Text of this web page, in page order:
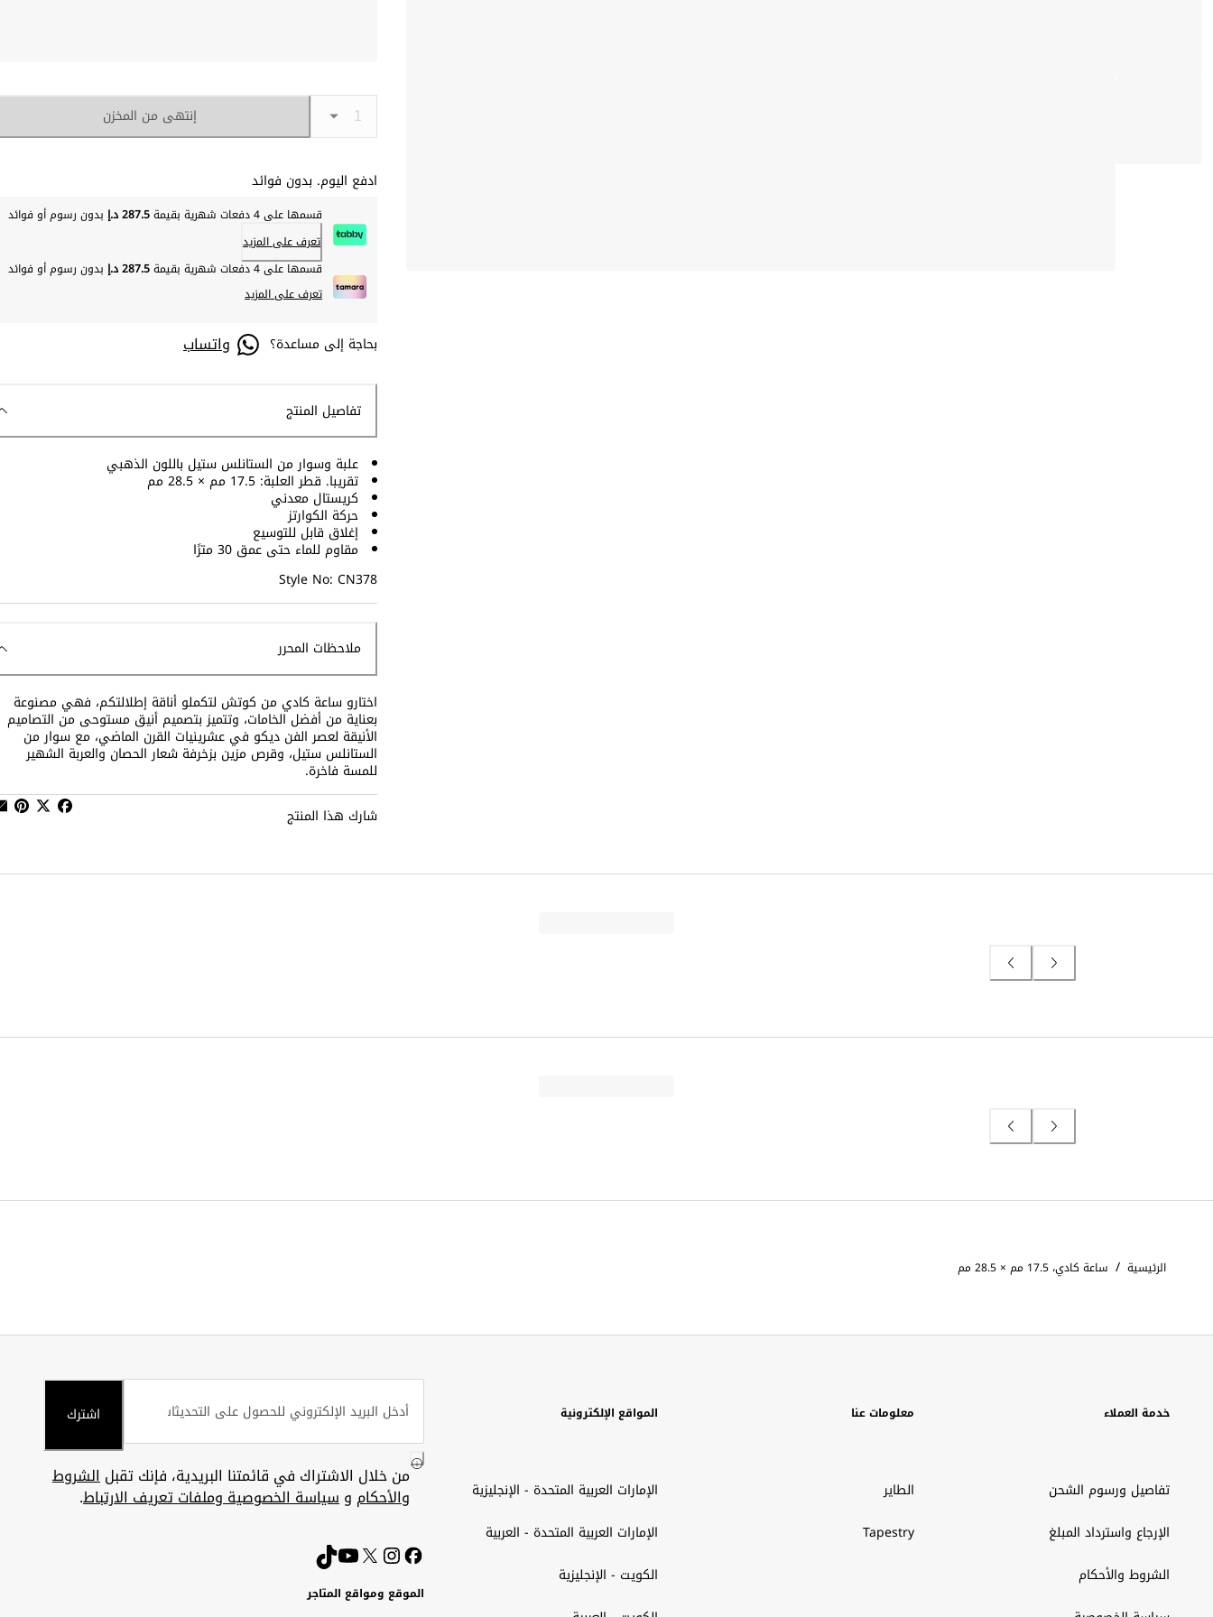
إنتهى من المخزن
ادفع اليوم. بدون فوائد
قسمها على 4 دفعات شهرية بقيمة 287.5 د.إ
بدون رسوم أو فوائد
تعرف على المزيد
قسمها على 4 دفعات شهرية بقيمة
287.5 د.إ
بدون رسوم أو فوائد
تعرف على المزيد
بحاجة إلى مساعدة؟ واتساب
تفاصيل المنتج
علبة وسوار من الستانلس ستيل باللون الذهبي
تقريبا. قطر العلبة: 17.5 مم × 28.5 مم
كريستال معدني
حركة الكوارتز
إغلاق قابل للتوسيع
مقاوم للماء حتى عمق 30 مترًا
Style No: CN378
ملاحظات المحرر
اختارو ساعة كادي من كوتش لتكملو أناقة إطلالتكم، فهي مصنوعة
بعناية من أفضل الخامات، وتتميز بتصميم أنيق مستوحى من التصاميم
الأنيقة لعصر الفن ديكو في عشرينيات القرن الماضي، مع سوار من
الستانلس ستيل، وقرص مزين بزخرفة شعار الحصان والعربة الشهير
للمسة فاخرة.
شارك هذا المنتج
الرئيسية / ساعة كادي، 17.5 مم × 28.5 مم
خدمة العملاء
تفاصيل ورسوم الشحن
الإرجاع واسترداد المبلغ
الشروط والأحكام
معلومات عنا
الطاير
Tapestry
المواقع الإلكترونية
الإمارات العربية المتحدة - الإنجليزية
الإمارات العربية المتحدة - العربية
الكويت - الإنجليزية
اشترك
من خلال الاشتراك في قائمتنا البريدية، فإنك تقبلالشروط
والأحكام وسياسة الخصوصية وملفات تعريف الارتباط.
الموقع ومواقع المتاجر